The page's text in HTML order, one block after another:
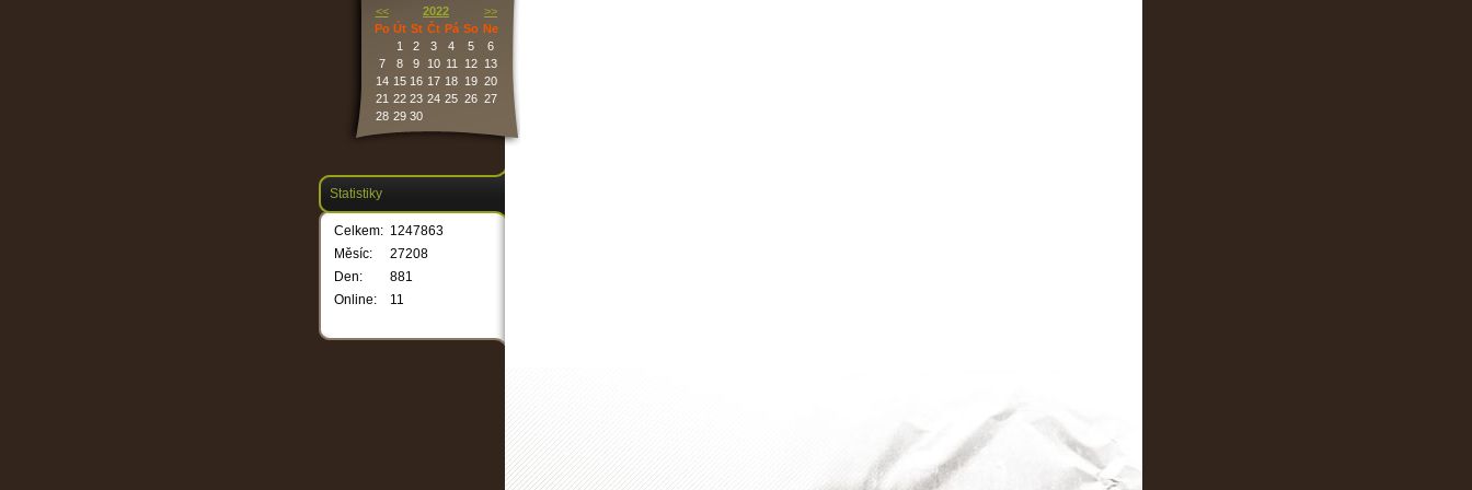
<< 2022
>>
Po Út St Čt Pá So Ne
1
2 3 4 5
6
7
8 9 10 11 12
13
14 15 16 17 18 19 20
21 22 23 24 25 26 27
28 29 30
Statistiky
Online: 11
Celkem: 1247863
Měsíc:
27208
Den:
881